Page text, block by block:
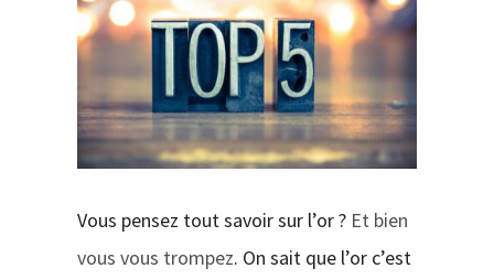
CONTACT
Vous pensez tout savoir sur l’or ? Et bien
vous vous trompez. On sait que l’or c’est